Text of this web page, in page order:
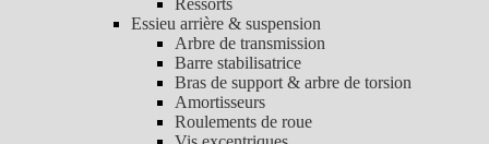
Ressorts
Essieu arrière & suspension
Arbre de transmission
Barre stabilisatrice
Bras de support & arbre de torsion
Amortisseurs
Roulements de roue